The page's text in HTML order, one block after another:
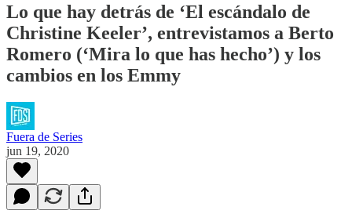
Lo que hay detrás de ‘El escándalo de
Christine Keeler’, entrevistamos a Berto
Romero (‘Mira lo que has hecho’) y los
cambios en los Emmy
Fuera de Series
jun 19, 2020